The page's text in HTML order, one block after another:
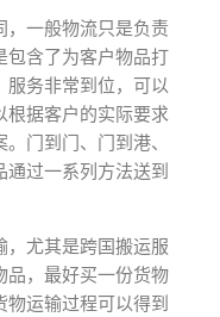
，一般物流只是负责
包含了为客户物品打
服务非常到位，可以
根据客户的实际要求
门到门、门到港、
过一系列方法送到
，尤其是跨国搬运服
品，最好买一份货物
运输过程可以得到